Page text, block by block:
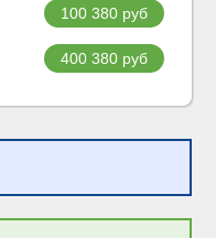
100 380руб
400 380руб